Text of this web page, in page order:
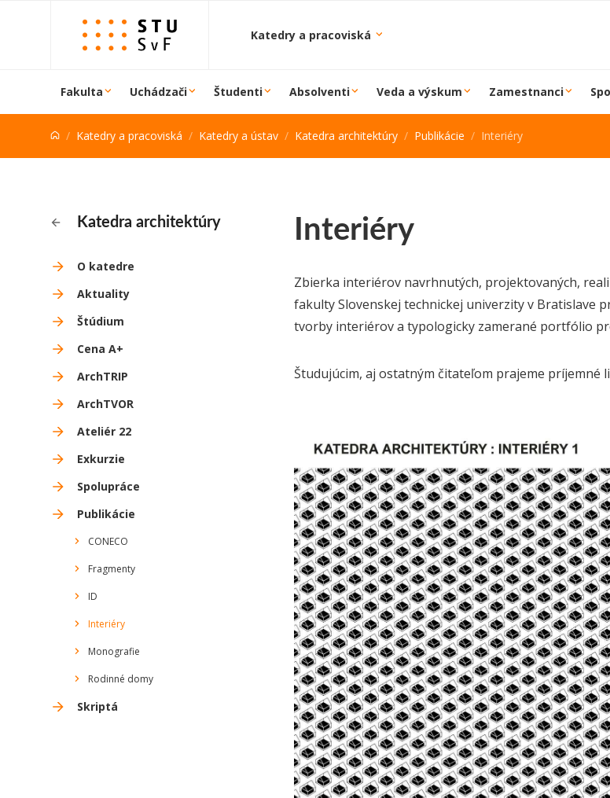
Prejsť na obsah
Katedry a pracoviská
Fakulta Uchádzači Študenti Absolventi Veda a výskum Zamestnanci
Katedry a pracoviská Katedry a ústav Katedra architektúry Publikácie Interiéry
Katedra architektúry
O katedre
Aktuality
Štúdium
Cena A+
ArchTRIP
ArchTVOR
Ateliér 22
Exkurzie
Spolupráce
Publikácie
CONECO
Fragmenty
ID
Interiéry
Monografie
Rodinné domy
Skriptá
Interiéry
Zbierka interiérov navrhnutých, projektovaných,
fakulty Slovenskej technickej univerzity v Bratislave
tvorby interiérov a typologicky zamerané portfólio
Študujúcim, aj ostatným čitateľom prajeme príjemné